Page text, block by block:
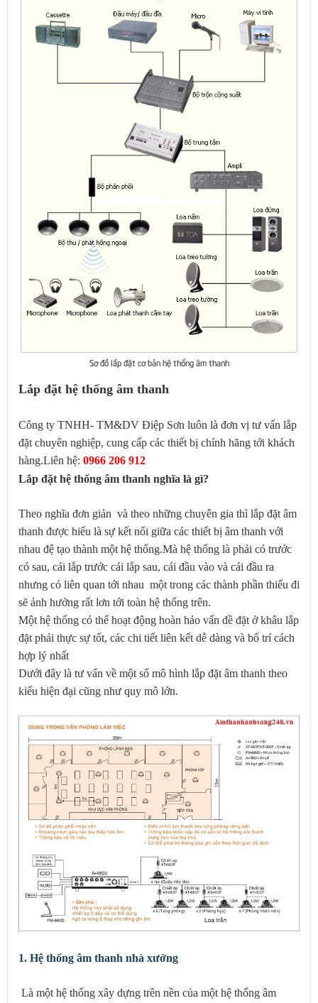
Sơ đồ lắp đặt cơ bản hệ thống âm thanh
Lắp đặt hệ thống âm thanh
Công ty TNHH- TM&DV Điệp Sơn luôn là đơn vị tư vấn lắp
đặt chuyên nghiệp, cung cấp các thiết bị chính hãng tới khách
hàng.Liên hệ: 0966 206 912
Lắp đặt hệ thống âm thanh nghĩa là gì?
Theo nghĩa đơn giản và theo những chuyên gia thì lắp đặt âm
thanh được hiểu là sự kết nối giữa các thiết bị âm thanh với
nhau đệ tạo thành một hệ thống.Mà hệ thống là phải có trước
có sau, cái lắp trước cái lắp sau, cái đầu vào và cái đầu ra
nhưng có liên quan tới nhau một trong các thành phần thiếu đi
sẽ ảnh hưởng rất lơn tới toàn hệ thống trên.
Một hệ thống có thể hoạt động hoàn hảo vấn đề đặt ở khâu lắp
đặt phải thực sự tốt, các chi tiết liên kết dễ dàng và bố trí cách
hợp lý nhất
Dưới đây là tư vấn về một số mô hình lắp đặt âm thanh theo
kiểu hiện đại cũng như quy mô lớn.
1. Hệ thống âm thanh nhà xưởng
Là một hệ thống xây dựng trên nền của một hệ thống âm